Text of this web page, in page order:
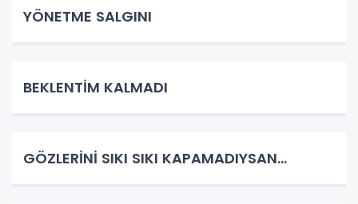
YÖNETME SALGINI
BEKLENTİM KALMADI
GÖZLERİNİ SIKI SIKI KAPAMADIYSAN…